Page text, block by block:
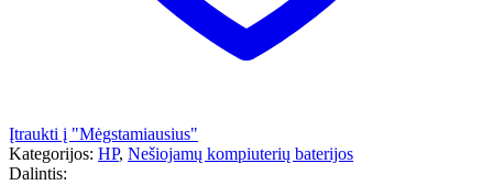
Įtraukti į "Mėgstamiausius"
Kategorijos: HP, Nešiojamų kompiuterių baterijos
Dalintis: